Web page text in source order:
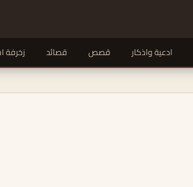
ادعية واذكار قصص قصائد زخرفة